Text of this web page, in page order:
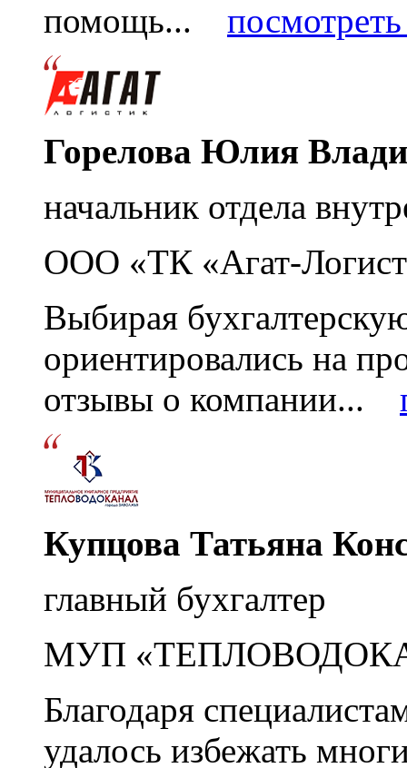
помощь...
Горелова Юлия
начальник отдела
ООО «ТК «Агат-
Выбирая
ориентировались на
отзывы о компании...
Купцова Татьяна
главный бухгалтер
МУП
Благодаря
удалось избежать